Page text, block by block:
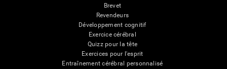
Brevet
Revendeurs
Développement cognitif
Exercice cérébral
Quizz pour la tête
Exercices pour l'esprit
Entraînement cérébral personnalisé